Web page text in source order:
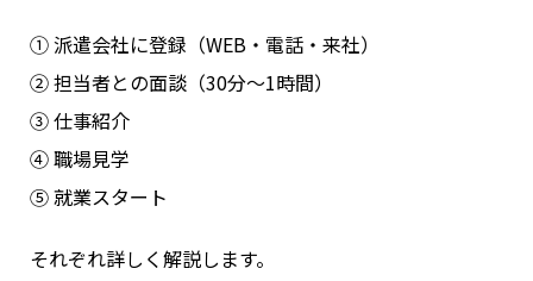
① 派遣会社に登録（WEB・電話・来社）
② 担当者との面談（30分〜1時間）
③ 仕事紹介
④ 職場見学
⑤ 就業スタート
それぞれ詳しく解説します。